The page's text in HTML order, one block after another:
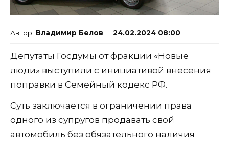
Владимир Белов 24.02.2024 08:00
Депутаты Госдумы от фракции «Новые
люди» выступили с инициативой внесения
поправки в Семейный кодекс РФ.
Суть заключается в ограничении права
одного из супругов продавать свой
автомобиль без обязательного наличия